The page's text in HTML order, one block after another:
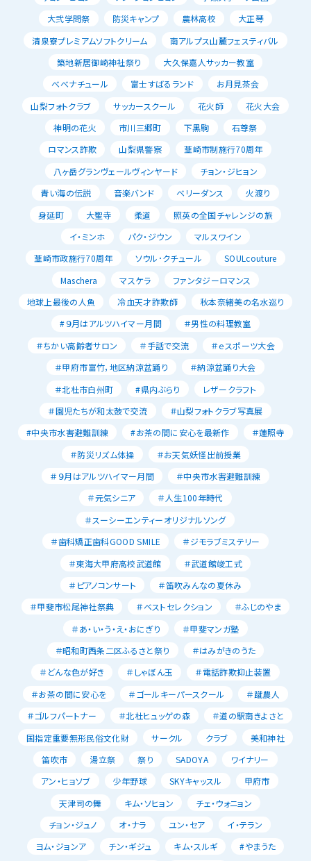
大弐学問祭
防災キャンプ 農林高校
大正琴
清泉寮プレミアムソフトクリーム
南アルプス山麓フェスティバル
築地新居御崎神社祭り
大久保嘉人サッカー教室
べべナチュール
富士すばるランド
お月見茶会
山梨フォトクラブ
サッカースクール 花火師
花火大会
神明の花火
市川三郷町 下黒駒
石尊祭
ロマンス詐欺
山梨県警察
韮崎市制施行70周年
八ヶ岳グランヴェールヴィンヤード
チョン・ジヒョン
青い海の伝説
音楽バンド ベリーダンス
火渡り
身延町
大聖寺 柔道
照英の全国チャレンジの旅
イ・ミンホ
パク・ジウン
マルスワイン
韮崎市政施行70周年
ソウル･クチュール
SOULcouture
Maschera
マスケラ
ファンタジーロマンス
地球上最後の人魚
冷血天才詐欺師
秋本奈緒美の名水巡り
#９月はアルツハイマー月間
＃男性の料理教室
＃ちかい高齢者サロン
＃手話で交流
＃ｅスポーツ大会
＃甲府市富竹，地区納涼盆踊り
＃納涼盆踊り大会
＃北杜市白州町
#県内ぶらり
レザークラフト
＃園児たちが和太鼓で交流
＃山梨フォトクラブ写真展
#中央市水害避難訓練
#お茶の間に安心を最新作
＃蓮照寺
＃防災リズム体操
＃お天気妖怪出前授業
＃９月はアルツハイマー月間
＃中央市水害避難訓練
＃元気シニア
＃人生100年時代
＃スーシーエンティーオリジナルソング
＃歯科矯正歯科GOOD SMILE
＃ジモラブミステリー
＃東海大甲府高校武道館
＃武道館竣工式
＃ピアノコンサート
＃笛吹みんなの夏休み
＃甲斐市松尾神社祭典
＃ベストセレクション
＃ふじのやま
＃あ・い・う・え・おにぎり
＃甲斐マンガ塾
＃昭和町西条二区ふるさと祭り
＃はみがきのうた
＃どんな色が好き
＃しゃぼん玉
＃電話詐欺抑止装置
＃お茶の間に安心を
＃ゴールキーパースクール
＃蹴農人
＃ゴルフパートナー
＃北杜ヒュッゲの森
＃道の駅南きよさと
国指定重要無形民俗文化財
サークル クラブ
美和神社
笛吹市
湯立祭 祭り SADOYA
ワイナリー
アン・ヒョソブ
少年野球 SKYキャッスル
甲府市
天津司の舞
キム・ソヒョン
チェ・ウォニョン
チョン・ジュノ
オ・ナラ ユン・セア
イ・テラン
ヨム・ジョンア
チン・ギジュ キム・スルギ
#やまうた